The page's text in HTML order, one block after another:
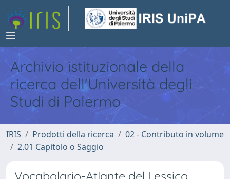
Archivio istituzionale della
ricerca dell'Università degli
Studi di Palermo
IRIS Prodotti della ricerca
02 - Contributo in volume
2.01 Capitolo o Saggio